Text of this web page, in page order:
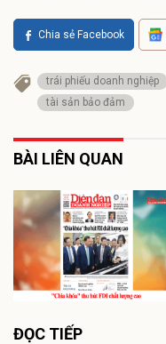
Chia sẻ Facebook
trái phiếu doanh nghiệp
tài sản bảo đảm
BÀI LIÊN QUAN
ĐỌC TIẾP